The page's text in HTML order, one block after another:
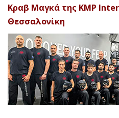
Κραβ Μαγκά της KMP
Θεσσαλονίκη